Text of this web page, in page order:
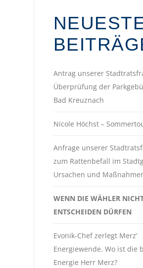
Antrag unserer
Überprüfung der
Bad Kreuznach
Nicole Höchst –
Anfrage unserer
zum Rattenbefall im
Ursachen und
WENN DIE WÄHLER
ENTSCHEIDEN DÜRFEN
Evonik-Chef zerlegt Merz‘
Energiewende. Wo ist die
Energie Herr Merz?